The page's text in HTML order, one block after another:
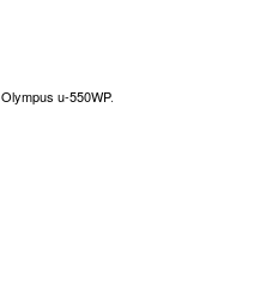
Olympus u-550WP.